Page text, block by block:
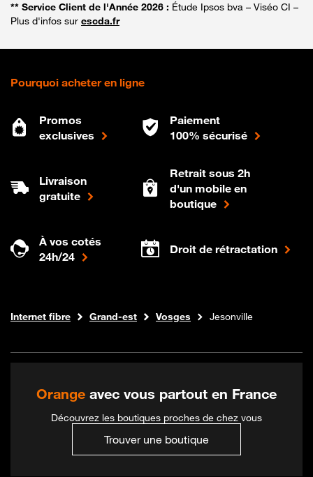
** Service Client de l'Année 2026 : Étude Ipsos bva – Viséo CI –
Plus d'infos sur escda.fr
Pourquoi acheter en ligne
Promos
exclusives
Paiement
100% sécurisé
Livraison
gratuite
Retrait sous 2h
d'un mobile en
boutique
À vos cotés
24h/24
Droit de rétractation
Boutique Orange
Internet fibre Grand-est Vosges Jesonville